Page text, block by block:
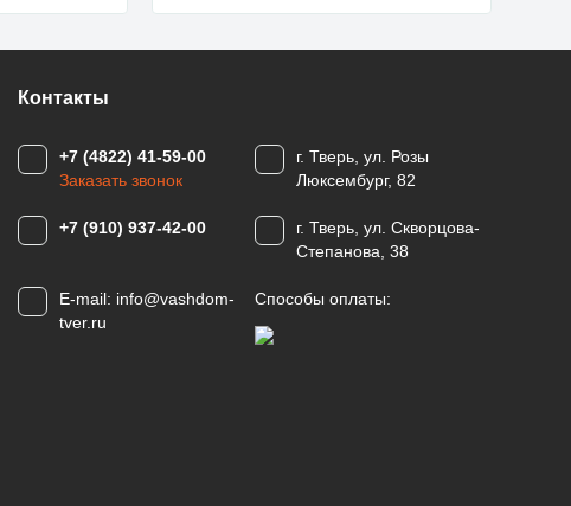
Контакты
+7 (4822) 41-59-00
Заказать звонок
г. Тверь, ул. Розы
Люксембург, 82
+7 (910) 937-42-00
г. Тверь, ул. Скворцова-
Степанова, 38
E-mail: info@vashdom-
tver.ru
Способы оплаты: